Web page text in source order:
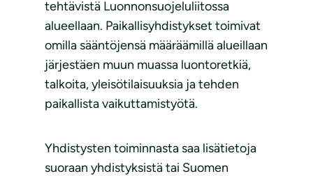
tehtävistä Luonnonsuojeluliitossa
alueellaan. Paikallisyhdistykset toimivat
omilla sääntöjensä määräämillä alueillaan
järjestäen muun muassa luontoretkiä,
talkoita, yleisötilaisuuksia ja tehden
paikallista vaikuttamistyötä.
Yhdistysten toiminnasta saa lisätietoja
suoraan yhdistyksistä tai Suomen